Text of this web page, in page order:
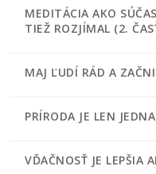
MEDITÁCIA AKO
TIEŽ ROZJÍMAL (2.
MAJ ĽUDÍ RÁD A
PRÍRODA JE LEN
VĎAČNOSŤ JE LEPŠIA